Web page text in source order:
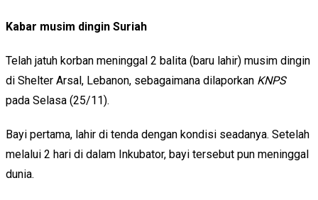
Kabar musim dingin Suriah
Telah jatuh korban meninggal 2 balita (baru lahir) musim dingin
di Shelter Arsal, Lebanon, sebagaimana dilaporkan KNPS
pada Selasa (25/11).
Bayi pertama, lahir di tenda dengan kondisi seadanya. Setelah
melalui 2 hari di dalam Inkubator, bayi tersebut pun meninggal
dunia.